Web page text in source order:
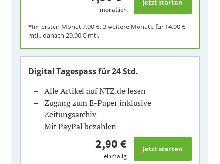
monatlich
*Im ersten Monat7,90 €, 3 weitere Monate für 14,90 €
mtl., danach 29,90 € mtl.
Digital Tagespassfür 24 Std.
Alle Artikel auf NTZ.de lesen
Zugang zum E-Paper inklusive
Zeitungsarchiv
Mit PayPal bezahlen
2,90 €
einmalig